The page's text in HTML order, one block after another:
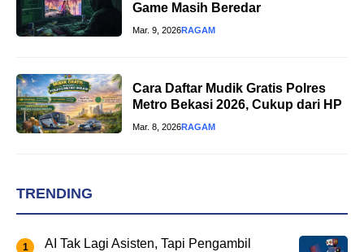
Game Masih Beredar
Mar. 9, 2026RAGAM
Cara Daftar Mudik Gratis Polres
Metro Bekasi 2026, Cukup dari HP
Mar. 8, 2026RAGAM
TRENDING
AI Tak Lagi Asisten, Tapi Pengambil